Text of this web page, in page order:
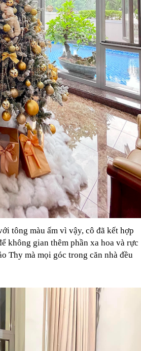
tông màu ấm vì vậy, cô đã kết hợp
không gian thêm phần xa hoa và rực
Thy mà mọi góc trong căn nhà đều